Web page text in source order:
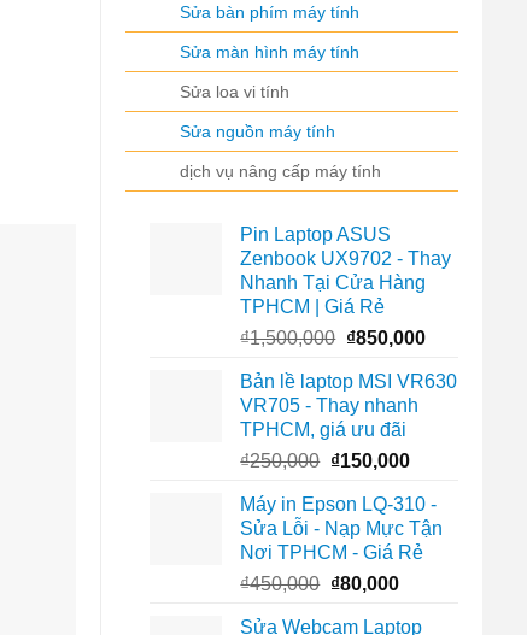
Sửa bàn phím máy tính
Sửa màn hình máy tính
Sửa loa vi tính
Sửa nguồn máy tính
dịch vụ nâng cấp máy tính
Pin Laptop ASUS
Zenbook UX9702 - Thay
Nhanh Tại Cửa Hàng
TPHCM | Giá Rẻ
₫1,500,000 Giá
là:
₫1,500,000.
₫850,000Giá
tại
Bản lề laptop MSI VR630
VR705 - Thay nhanh
TPHCM, giá ưu đãi
₫250,000 Giá
là:
₫250,000.
₫150,000Giá
tại
là:
₫150,000.
Máy in Epson LQ-310 -
Sửa Lỗi - Nạp Mực Tận
Nơi TPHCM - Giá Rẻ
₫450,000 Giá
₫80,000Giá
Sửa Webcam Laptop